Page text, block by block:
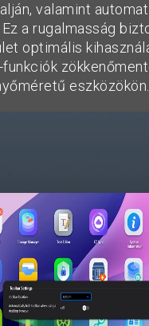
valamint
a rugalmasság
optimális
eszközökön.